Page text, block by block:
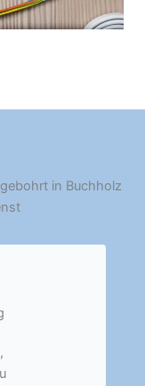
in Buchholz